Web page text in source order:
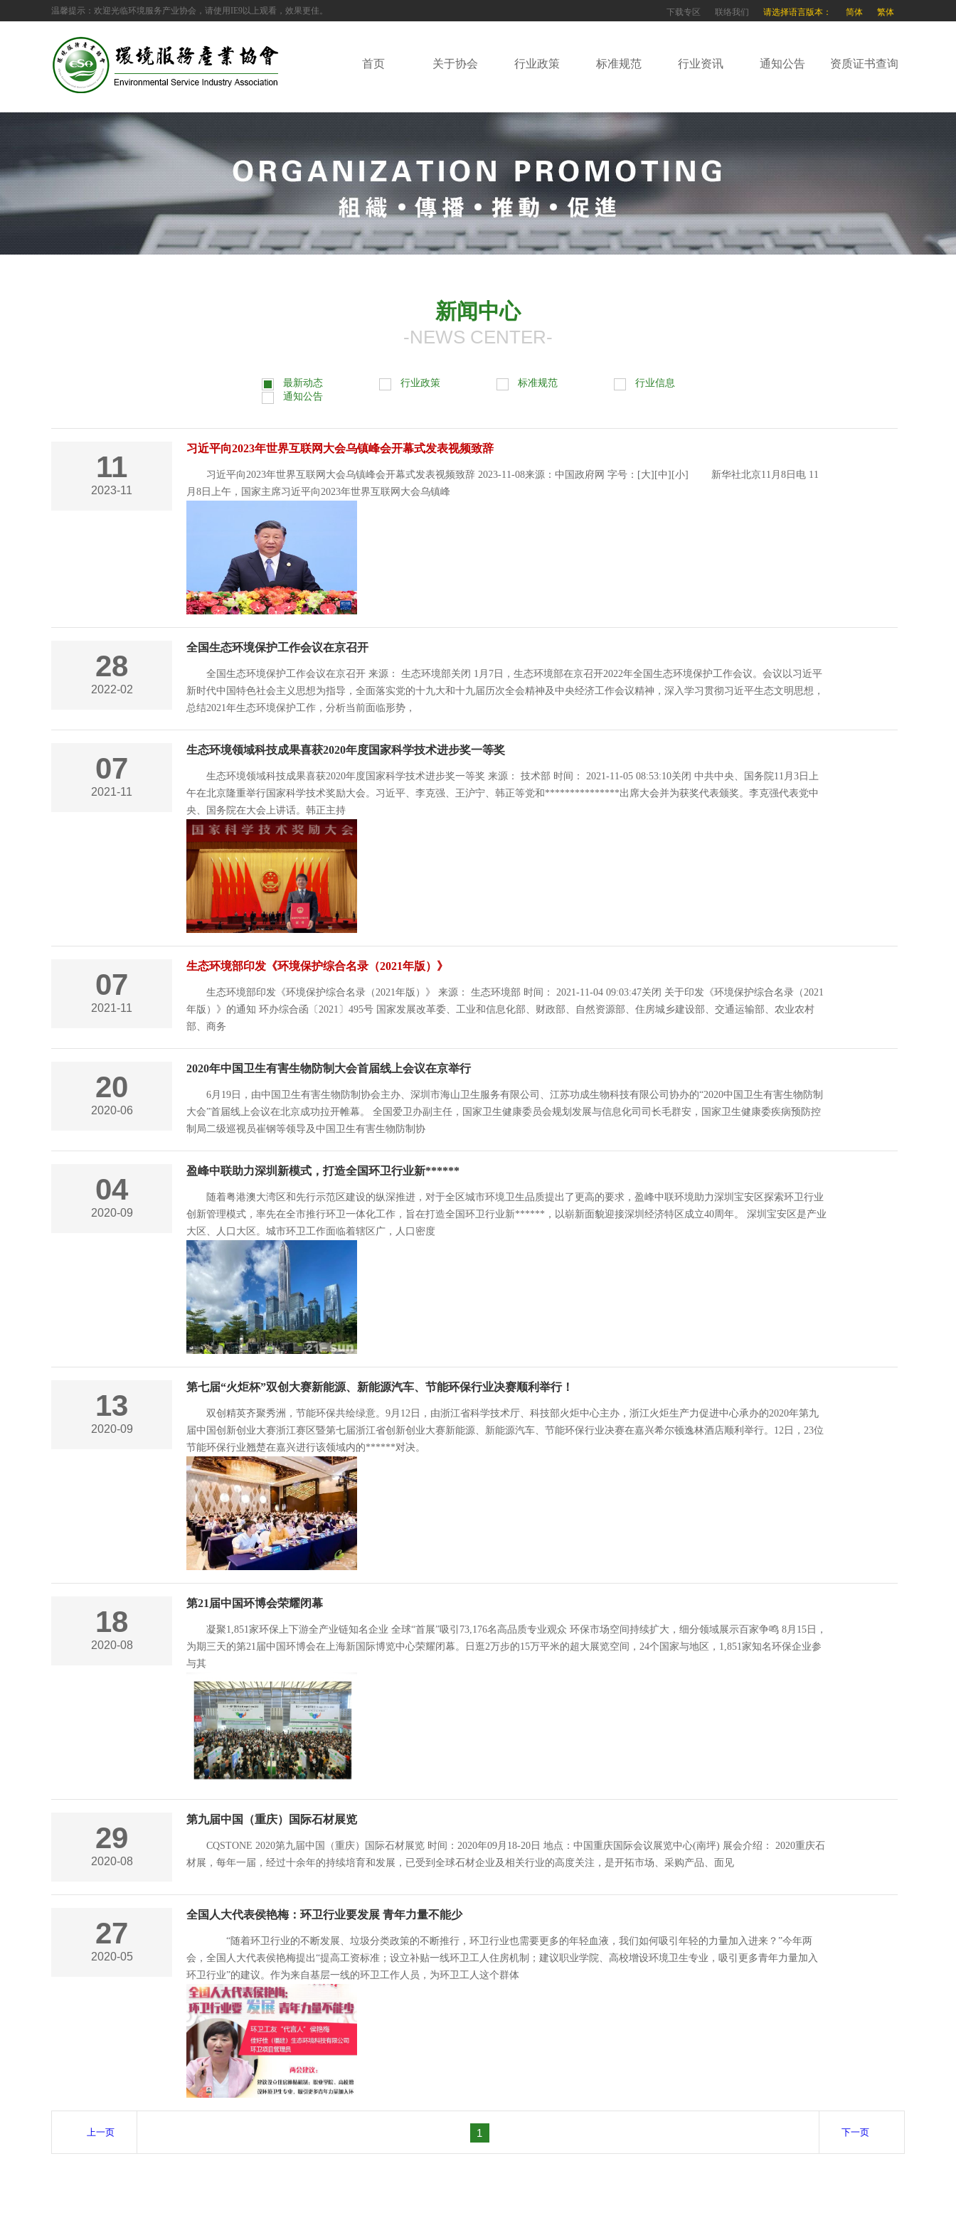
温馨提示：欢迎光临环境服务产业协会，请使用IE9以上观看，效果更佳。 下载专区 联络我们 请选择语言版本： 简体 繁体
首页 关于协会 行业政策 标准规范 行业资讯 通知公告 资质证书查询
新闻中心
-NEWS CENTER-
最新动态 行业政策 标准规范
行业信息
通知公告
11
2023-11
习近平向2023年世界互联网大会乌镇峰会开幕式发表视频致辞
习近平向2023年世界互联网大会乌镇峰会开幕式发表视频致辞 2023-11-08来源：中国政府网 字号：[大][中][小] 新华社北京11月8日电 11
月8日上午，国家主席习近平向2023年世界互联网大会乌镇峰
28
2022-02
全国生态环境保护工作会议在京召开
全国生态环境保护工作会议在京召开 来源： 生态环境部关闭 1月7日，生态环境部在京召开2022年全国生态环境保护工作会议。会议以习近平
新时代中国特色社会主义思想为指导，全面落实党的十九大和十九届历次全会精神及中央经济工作会议精神，深入学习贯彻习近平生态文明思想，
总结2021年生态环境保护工作，分析当前面临形势，
07
2021-11
生态环境领域科技成果喜获2020年度国家科学技术进步奖一等奖
生态环境领域科技成果喜获2020年度国家科学技术进步奖一等奖 来源： 技术部 时间： 2021-11-05 08:53:10关闭 中共中央、国务院11月3日上
午在北京隆重举行国家科学技术奖励大会。习近平、李克强、王沪宁、韩正等党和***************出席大会并为获奖代表颁奖。李克强代表党中
央、国务院在大会上讲话。韩正主持
07
2021-11
生态环境部印发《环境保护综合名录（2021年版）》
生态环境部印发《环境保护综合名录（2021年版）》 来源： 生态环境部 时间： 2021-11-04 09:03:47关闭 关于印发《环境保护综合名录（2021
年版）》的通知 环办综合函〔2021〕495号 国家发展改革委、工业和信息化部、财政部、自然资源部、住房城乡建设部、交通运输部、农业农村
部、商务
20
2020-06
2020年中国卫生有害生物防制大会首届线上会议在京举行
6月19日，由中国卫生有害生物防制协会主办、深圳市海山卫生服务有限公司、江苏功成生物科技有限公司协办的“2020中国卫生有害生物防制
大会”首届线上会议在北京成功拉开帷幕。 全国爱卫办副主任，国家卫生健康委员会规划发展与信息化司司长毛群安，国家卫生健康委疾病预防控
制局二级巡视员崔钢等领导及中国卫生有害生物防制协
04
2020-09
盈峰中联助力深圳新模式，打造全国环卫行业新******
随着粤港澳大湾区和先行示范区建设的纵深推进，对于全区城市环境卫生品质提出了更高的要求，盈峰中联环境助力深圳宝安区探索环卫行业
创新管理模式，率先在全市推行环卫一体化工作，旨在打造全国环卫行业新******，以崭新面貌迎接深圳经济特区成立40周年。 深圳宝安区是产业
大区、人口大区。城市环卫工作面临着辖区广，人口密度
13
2020-09
第七届“火炬杯”双创大赛新能源、新能源汽车、节能环保行业决赛顺利举行！
双创精英齐聚秀洲，节能环保共绘绿意。9月12日，由浙江省科学技术厅、科技部火炬中心主办，浙江火炬生产力促进中心承办的2020年第九
届中国创新创业大赛浙江赛区暨第七届浙江省创新创业大赛新能源、新能源汽车、节能环保行业决赛在嘉兴希尔顿逸林酒店顺利举行。12日，23位
节能环保行业翘楚在嘉兴进行该领域内的******对决。
18
2020-08
第21届中国环博会荣耀闭幕
凝聚1,851家环保上下游全产业链知名企业 全球“首展”吸引73,176名高品质专业观众 环保市场空间持续扩大，细分领域展示百家争鸣 8月15日，
为期三天的第21届中国环博会在上海新国际博览中心荣耀闭幕。日逛2万步的15万平米的超大展览空间，24个国家与地区，1,851家知名环保企业参
与其
29
2020-08
第九届中国（重庆）国际石材展览
CQSTONE 2020第九届中国（重庆）国际石材展览 时间：2020年09月18-20日 地点：中国重庆国际会议展览中心(南坪) 展会介绍： 2020重庆石
材展，每年一届，经过十余年的持续培育和发展，已受到全球石材企业及相关行业的高度关注，是开拓市场、采购产品、面见
27
2020-05
全国人大代表侯艳梅：环卫行业要发展 青年力量不能少
“随着环卫行业的不断发展、垃圾分类政策的不断推行，环卫行业也需要更多的年轻血液，我们如何吸引年轻的力量加入进来？”今年两
会，全国人大代表侯艳梅提出“提高工资标准；设立补贴一线环卫工人住房机制；建议职业学院、高校增设环境卫生专业，吸引更多青年力量加入
环卫行业”的建议。作为来自基层一线的环卫工作人员，为环卫工人这个群体
上一页 1 下一页